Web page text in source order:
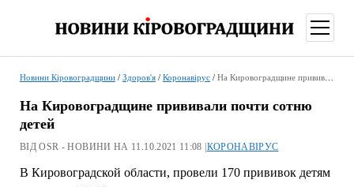
меню
Новини Кіровоградщини/ Здоров'я/ Коронавірус/ На Кировоградщине прививали почти сотню детей
На Кировоградщине прививали почти сотню
детей
ВІД OSR - НОВИНИ НА 11.10.2021 11:08 |КОРОНАВІРУС
В Кировоградской области, провели 170 прививок детям